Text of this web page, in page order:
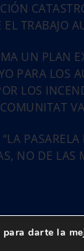
EL TRABAJO
UN PLAN
PARA LOS
LOS
PASARELA
NO DE LAS
darte la